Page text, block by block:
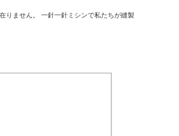
りません。 一針一針ミシンで私たちが縫製